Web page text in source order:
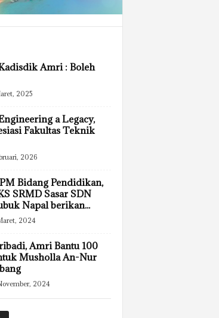
Amri : Boleh
2025
a Legacy,
Fakultas Teknik
2026
Bidang Pendidikan,
SRMD Sasar SDN
Napal berikan...
2024
Amri Bantu 100
Musholla An-Nur
2024